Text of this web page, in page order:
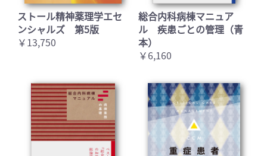
ストール精神薬理学エセ
ンシャルズ 第5版
￥13,750
総合内科病棟マニュア
ル 疾患ごとの管理（青
本）
￥6,160